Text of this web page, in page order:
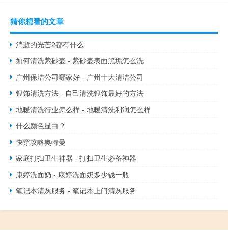
猜你想看的文章
消逝的光芒2都有什么
如何清洗紫砂壶 - 紫砂壶表面黑垢怎么洗
广州保洁公司哪家好 - 广州十大清洁公司
银饰清洗方法 - 自己清洗银饰最好的方法
地暖清洗行业怎么样 - 地暖清洗利润怎么样
什么颜色显白？
快穿攻略奥特曼
家庭打扫卫生神器 - 打扫卫生必备神器
康婷洗面奶 - 康婷洗面奶多少钱一瓶
笔记本清灰服务 - 笔记本上门清灰服务